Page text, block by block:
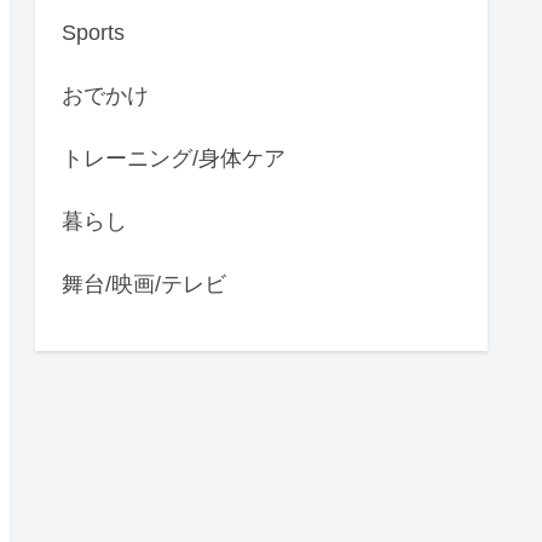
Sports
おでかけ
トレーニング/身体ケア
暮らし
舞台/映画/テレビ